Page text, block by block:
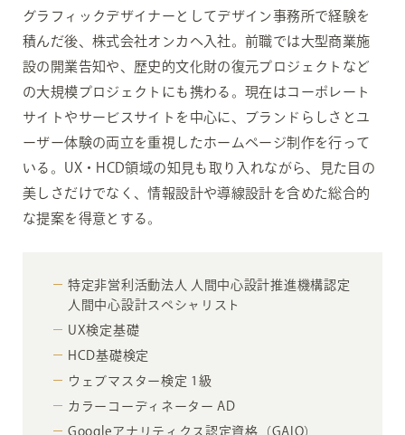
グラフィックデザイナーとしてデザイン事務所で経験を
積んだ後、株式会社オンカへ入社。前職では大型商業施
設の開業告知や、歴史的文化財の復元プロジェクトなど
の大規模プロジェクトにも携わる。現在はコーポレート
サイトやサービスサイトを中心に、ブランドらしさとユ
ーザー体験の両立を重視したホームページ制作を行って
いる。UX・HCD領域の知見も取り入れながら、見た目の
美しさだけでなく、情報設計や導線設計を含めた総合的
な提案を得意とする。
特定非営利活動法人 人間中心設計推進機構認定
人間中心設計スペシャリスト
UX検定基礎
HCD基礎検定
ウェブマスター検定 1級
カラーコーディネーター AD
Googleアナリティクス認定資格（GAIQ）